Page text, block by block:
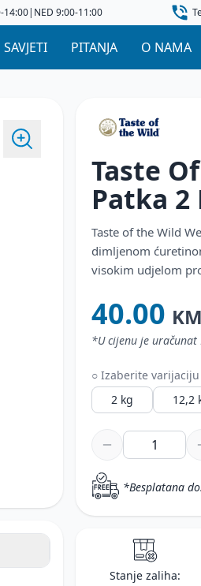
14:00|NED 9:00-11:00
SAVJETI PITANJA O NAMA
Taste Of
Patka 2
Taste of the Wild
dimljenom
visokim udjelom
40.00 KM
*U cijenu je uračunat
○ Izaberite varijaciju
2 kg
12,2
*Besplatana
Stanje zaliha: